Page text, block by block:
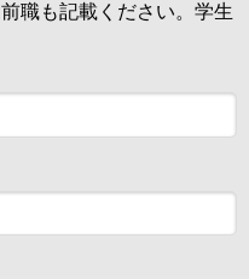
職も記載ください。学生